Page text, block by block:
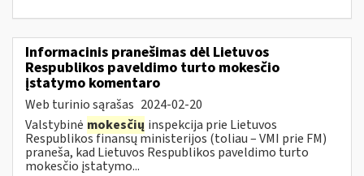
Informacinis pranešimas dėl Lietuvos
Respublikos paveldimo turto mokesčio
įstatymo komentaro
Web turinio sąrašas 2024-02-20
Valstybinė mokesčių inspekcija prie Lietuvos
Respublikos finansų ministerijos (toliau – VMI prie FM)
praneša, kad Lietuvos Respublikos paveldimo turto
mokesčio įstatymo...